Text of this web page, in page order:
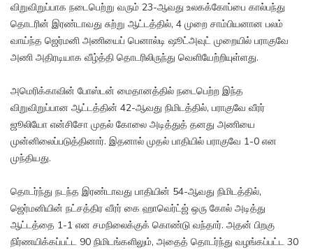
விறுவிறுப்பாக நடைபெற்று வரும் 23-ஆவது உலகக்கோப்பை கால்பந்து
தொடரின் இரண்டாவது சுற்று ஆட்டத்தில், 4 முறை சாம்பியனான பலம்
வாய்ந்த ஜெர்மனி அணியைப் பெனால்டி ஷூட்அவுட் முறையில் பராகுவே
அணி அதிரடியாக வீழ்த்தி தொடரிலிருந்து வெளியேற்றியுள்ளது.
அமெரிக்காவின் போஸ்டன் மைதானத்தில் நடைபெற்ற இந்த
விறுவிறுப்பான ஆட்டத்தின் 42-ஆவது நிமிடத்தில், பராகுவே வீரர்
ஜூலியோ என்சிசோ முதல் கோலை அடித்துத் தனது அணியை
முன்னிலைப்படுத்தினார். இதனால் முதல் பாதியில் பராகுவே 1-0 என
முந்தியது.
தொடர்ந்து நடந்த இரண்டாவது பாதியின் 54-ஆவது நிமிடத்தில்,
ஜெர்மனியின் நட்சத்திர வீரர் கை ஹாவெர்ட்ஜ் ஒரு கோல் அடித்து
ஆட்டத்தை 1-1 என சமநிலைக்குக் கொண்டு வந்தார். அதன் பிறகு
நிர்ணயிக்கப்பட்ட 90 நிமிடங்களிலும், அதைத் தொடர்ந்து வழங்கப்பட்ட 30